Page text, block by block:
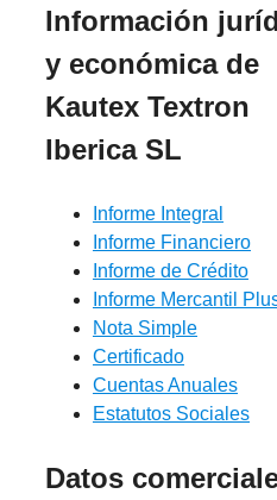
Información
y económica de
Kautex Textron
Iberica SL
Informe Integral
Informe Financiero
Informe de Crédito
Informe Mercantil
Nota Simple
Certificado
Cuentas Anuales
Estatutos Sociales
Datos